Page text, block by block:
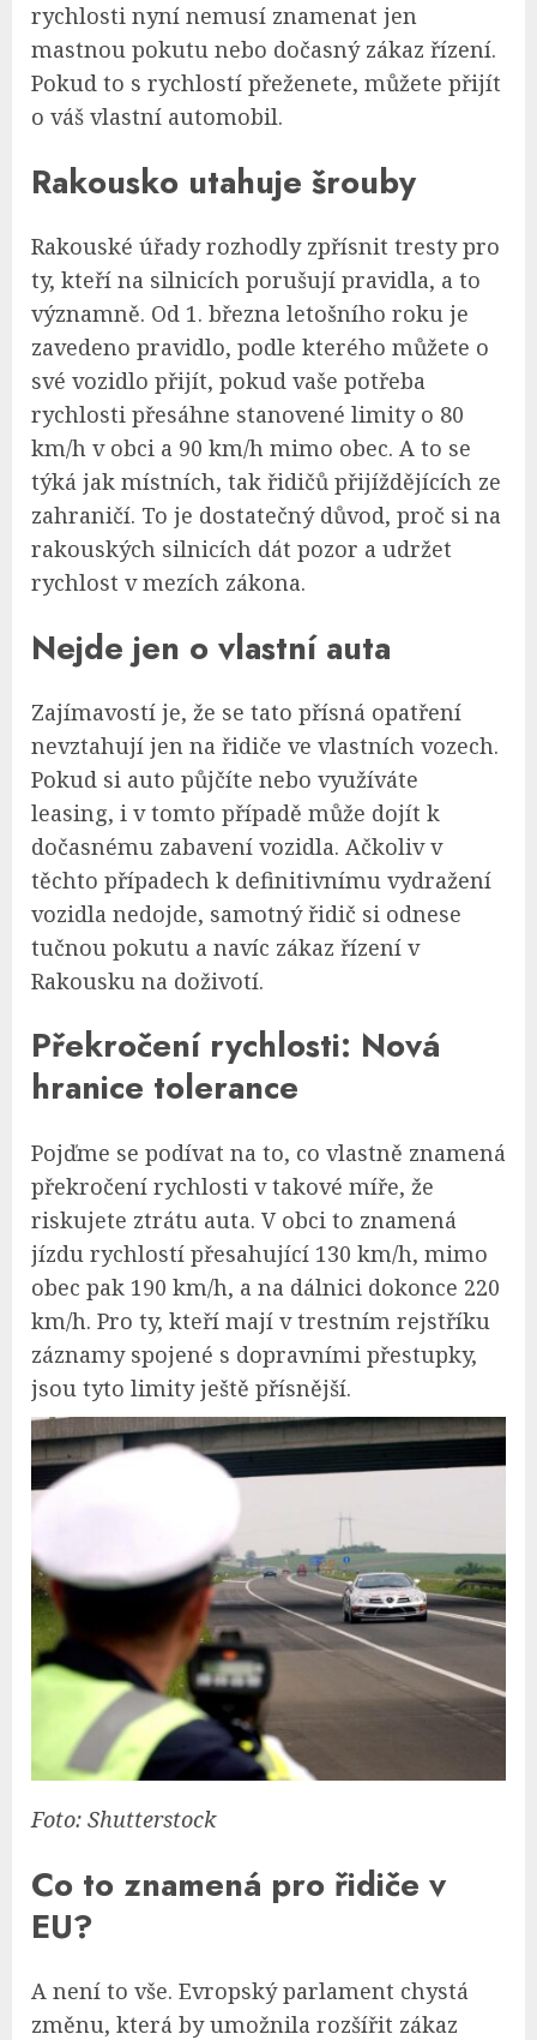
rychlosti nyní nemusí znamenat jen
mastnou pokutu nebo dočasný zákaz řízení.
Pokud to s rychlostí přeženete, můžete přijít
o váš vlastní automobil.
Rakousko utahuje šrouby
Rakouské úřady rozhodly zpřísnit tresty pro
ty, kteří na silnicích porušují pravidla, a to
významně. Od 1. března letošního roku je
zavedeno pravidlo, podle kterého můžete o
své vozidlo přijít, pokud vaše potřeba
rychlosti přesáhne stanovené limity o 80
km/h v obci a 90 km/h mimo obec. A to se
týká jak místních, tak řidičů přijíždějících ze
zahraničí. To je dostatečný důvod, proč si na
rakouských silnicích dát pozor a udržet
rychlost v mezích zákona.
Nejde jen o vlastní auta
Zajímavostí je, že se tato přísná opatření
nevztahují jen na řidiče ve vlastních vozech.
Pokud si auto půjčíte nebo využíváte
leasing, i v tomto případě může dojít k
dočasnému zabavení vozidla. Ačkoliv v
těchto případech k definitivnímu vydražení
vozidla nedojde, samotný řidič si odnese
tučnou pokutu a navíc zákaz řízení v
Rakousku na doživotí.
Překročení rychlosti: Nová
hranice tolerance
Pojďme se podívat na to, co vlastně znamená
překročení rychlosti v takové míře, že
riskujete ztrátu auta. V obci to znamená
jízdu rychlostí přesahující 130 km/h, mimo
obec pak 190 km/h, a na dálnici dokonce 220
km/h. Pro ty, kteří mají v trestním rejstříku
záznamy spojené s dopravními přestupky,
jsou tyto limity ještě přísnější.
Foto: Shutterstock
Co to znamená pro řidiče v
EU?
A není to vše. Evropský parlament chystá
změnu, která by umožnila rozšířit zákaz